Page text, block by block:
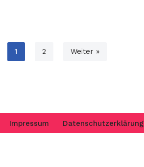
1 2 Weiter »
Impressum Datenschutzerklärung